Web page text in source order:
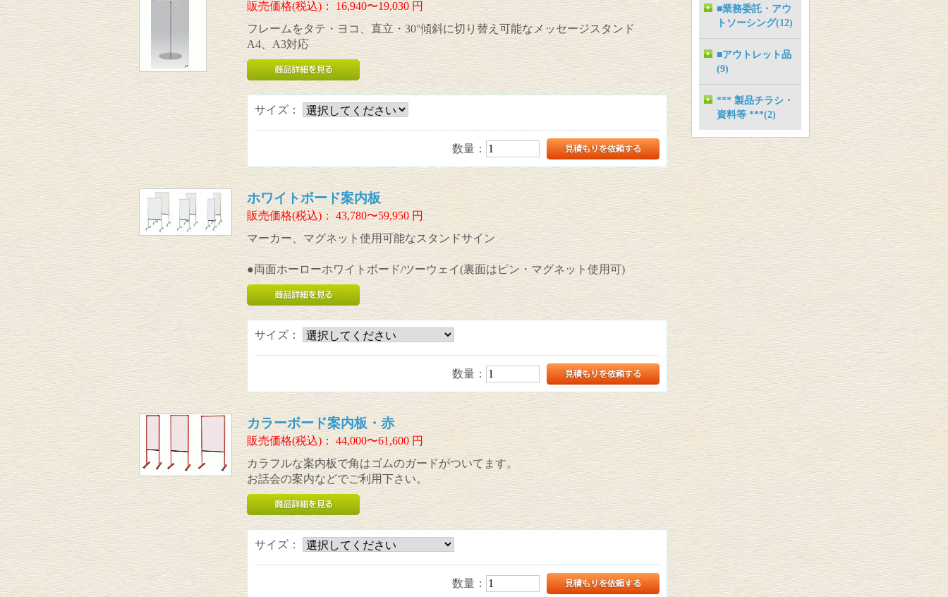
販売価格(税込)： 16,940〜19,030円
フレームをタテ・ヨコ、直立・30°傾斜に切り替え可能なメッセージスタンド
A4、A3対応
サイズ：
数量：
ホワイトボード案内板
販売価格(税込)： 43,780〜59,950円
マーカー、マグネット使用可能なスタンドサイン
●両面ホーローホワイトボード/ツーウェイ(裏面はピン・マグネット使用可)
サイズ：
数量：
カラーボード案内板・赤
販売価格(税込)： 44,000〜61,600円
カラフルな案内板で角はゴムのガードがついてます。
お話会の案内などでご利用下さい。
サイズ：
数量：
■業務委託・アウ
トソーシング(12)
■アウトレット品
(9)
*** 製品チラシ・
資料等 ***(2)